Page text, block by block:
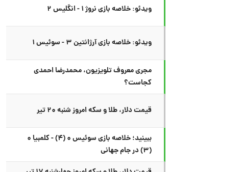
ویدئو: خلاصه بازی نروژ ۱ - انگلیس ۲
ویدئو: خلاصه بازی آرژانتین ۳ - سوئیس ۱
مجری معروف تلویزیون، محمدرضا احمدی
کجاست؟
قیمت دلار، طلا و سکه امروز شنبه ۲۰ تیر
ببینید؛ خلاصه بازی سوئیس ۰ (۴) - کلمبیا ۰
(۳) در جام جهانی